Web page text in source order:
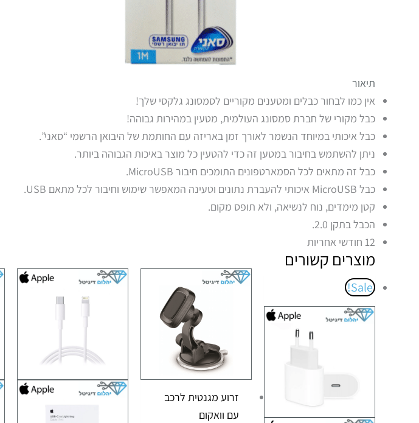
תיאור
אין כמו לבחור כבלים ומטענים מקוריים לסמסונג גלקסי שלך!
כבל מקורי של חברת סמסונג העולמית, מטעין במהירות גבוהה!
כבל איכותי במיוחד הנשמר לאורך זמן באריזה עם החותמת של היבואן הרשמי “סאני”.
ניתן להשתמש בחיבור במטען זה כדי להטעין כל מוצר באיכות הגבוהה ביותר.
כבל זה מתאים לכל הסמארטפונים התומכים חיבור MicroUSB.
כבל MicroUSB איכותי להעברת נתונים וטעינה המאפשר שימוש וחיבור לכל מתאם USB.
קטן מימדים, נוח לנשיאה, ולא תופס מקום.
הכבל בתקן 2.0.
12 חודשי אחריות
מוצרים קשורים
Sale!
היה:
₪100.00.
המחיר
הוא:
זרוע מגנטית לרכב
עם וואקום